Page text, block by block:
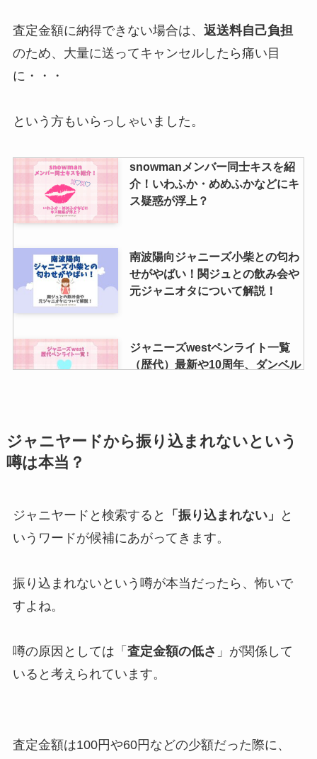
査定金額に納得できない場合は、 返送料自己負担
のため、大量に送ってキャンセルしたら痛い目
に・・・
という方もいらっしゃいました。
snowmanメンバー同士キスを紹
介！いわふか・めめふかなどにキ
ス疑惑が浮上？
南波陽向ジャニーズ小柴との匂わ
せがやばい！関ジュとの飲み会や
元ジャニオタについて解説！
ジャニーズwestペンライト一覧
（歴代）最新や10周年、ダンベル
やまぴーの昔は？不祥事・歴代彼
cdや嵐グッズの買取価格なども店
変わったかも調査
在学中を調査
ジャニヤードから振り込まれないという
噂は本当？
ジャニヤードと検索すると 「振り込まれない」
と
いうワードが候補にあがってきます。
振り込まれないという噂が本当だったら、怖いで
すよね。
噂の原因としては「 査定金額の低さ 」が関係して
いると考えられています。
査定金額は100円や60円などの少額だった際に、